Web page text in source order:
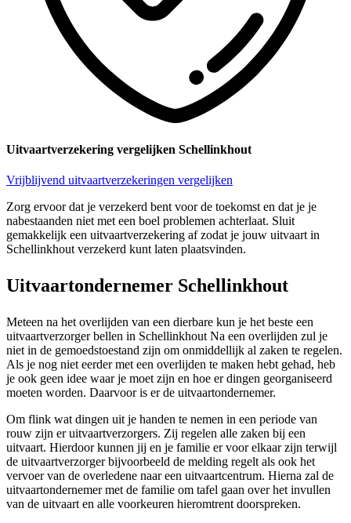
Uitvaartverzekering vergelijken Schellinkhout
Vrijblijvend uitvaartverzekeringen vergelijken
Zorg ervoor dat je verzekerd bent voor de toekomst en dat je je
nabestaanden niet met een boel problemen achterlaat. Sluit
gemakkelijk een uitvaartverzekering af zodat je jouw uitvaart in
Schellinkhout verzekerd kunt laten plaatsvinden.
Uitvaartondernemer Schellinkhout
Meteen na het overlijden van een dierbare kun je het beste een
uitvaartverzorger bellen in Schellinkhout Na een overlijden zul je
niet in de gemoedstoestand zijn om onmiddellijk al zaken te regelen.
Als je nog niet eerder met een overlijden te maken hebt gehad, heb
je ook geen idee waar je moet zijn en hoe er dingen georganiseerd
moeten worden. Daarvoor is er de uitvaartondernemer.
Om flink wat dingen uit je handen te nemen in een periode van
rouw zijn er uitvaartverzorgers. Zij regelen alle zaken bij een
uitvaart. Hierdoor kunnen jij en je familie er voor elkaar zijn terwijl
de uitvaartverzorger bijvoorbeeld de melding regelt als ook het
vervoer van de overledene naar een uitvaartcentrum. Hierna zal de
uitvaartondernemer met de familie om tafel gaan over het invullen
van de uitvaart en alle voorkeuren hieromtrent doorspreken.